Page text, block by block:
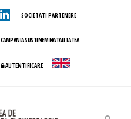
SOCIETATI PARTENERE
CAMPANIA SUSTINEM NATALITATEA
AUTENTIFICARE